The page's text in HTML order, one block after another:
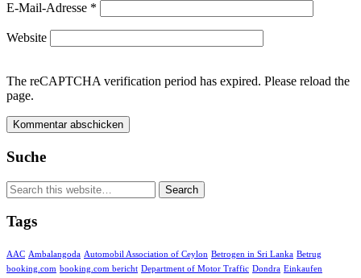
E-Mail-Adresse *
Website
The reCAPTCHA verification period has expired. Please reload the
page.
Suche
Tags
AAC Ambalangoda Automobil Association of Ceylon Betrogen in Sri Lanka Betrug
booking.com booking.com bericht Department of Motor Traffic Dondra Einkaufen